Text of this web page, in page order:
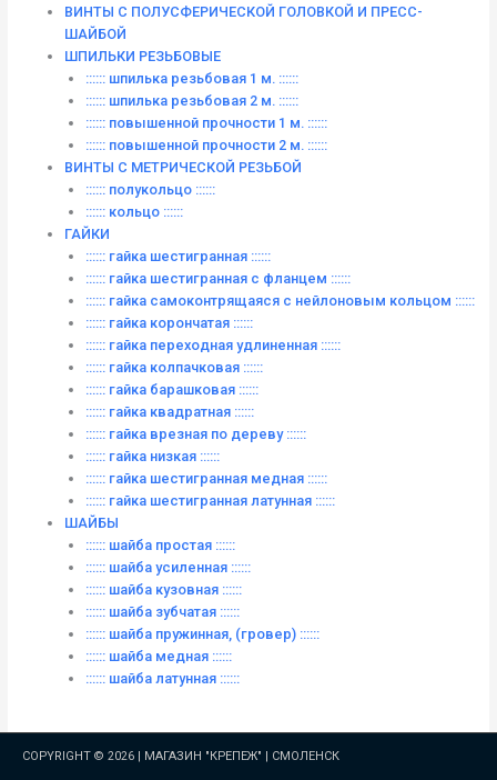
ВИНТЫ С ПОЛУСФЕРИЧЕСКОЙ ГОЛОВКОЙ И ПРЕСС-
ШАЙБОЙ
ШПИЛЬКИ РЕЗЬБОВЫЕ
:::::: шпилька резьбовая 1 м. ::::::
:::::: шпилька резьбовая 2 м. ::::::
:::::: повышенной прочности 1 м. ::::::
:::::: повышенной прочности 2 м. ::::::
ВИНТЫ C МЕТРИЧЕСКОЙ РЕЗЬБОЙ
:::::: полукольцо ::::::
:::::: кольцо ::::::
ГАЙКИ
:::::: гайка шестигранная ::::::
:::::: гайка шестигранная с фланцем ::::::
:::::: гайка самоконтрящаяся с нейлоновым кольцом ::::::
:::::: гайка корончатая ::::::
:::::: гайка переходная удлиненная ::::::
:::::: гайка колпачковая ::::::
:::::: гайка барашковая ::::::
:::::: гайка квадратная ::::::
:::::: гайка врезная по дереву ::::::
:::::: гайка низкая ::::::
:::::: гайка шестигранная медная ::::::
:::::: гайка шестигранная латунная ::::::
ШАЙБЫ
:::::: шайба простая ::::::
:::::: шайба усиленная ::::::
:::::: шайба кузовная ::::::
:::::: шайба зубчатая ::::::
:::::: шайба пружинная, (гровер) ::::::
:::::: шайба медная ::::::
:::::: шайба латунная ::::::
COPYRIGHT © 2026 | МАГАЗИН "КРЕПЕЖ" | СМОЛЕНСК